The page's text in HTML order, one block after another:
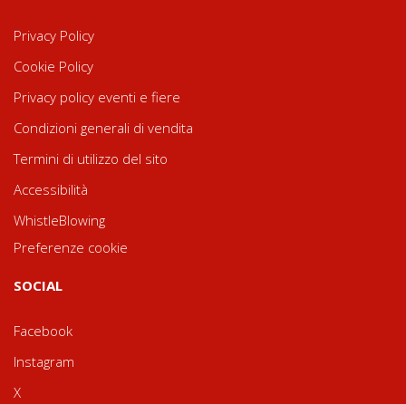
Privacy Policy
Cookie Policy
Privacy policy eventi e fiere
Condizioni generali di vendita
Termini di utilizzo del sito
Accessibilità
WhistleBlowing
Preferenze cookie
SOCIAL
Facebook
Instagram
X